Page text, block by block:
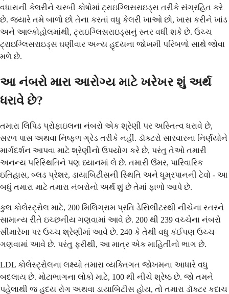
વધારાની કેલરીને ચરબી કોષોમાં ટ્રાઇગ્લિસરાઇડ્સ તરીકે સંગ્રહિત કરે
છે. જ્યારે તમે બાળો છો તેના કરતાં વધુ કેલરી ખાઓ છો, ખાસ કરીને ખાંડ
અને આલ્કોહોલમાંથી, ટ્રાઇગ્લિસરાઇડ્સનું સ્તર વધી શકે છે. ઉચ્ચ
ટ્રાઇગ્લિસરાઇડ્સ ઘણીવાર અન્ય હૃદયના જોખમી પરિબળો સાથે જોવા
મળે છે.
આ નંબરો મારા આરોગ્ય માટે ખરેખર શું અર્થ
ધરાવે છે?
તમારા લિપિડ પ્રોફાઇલના નંબરો એક શ્રેણી પર અસ્તિત્વ ધરાવે છે,
સરળ પાસ અથવા નિષ્ફળ ગ્રેડ તરીકે નહીં. ડૉક્ટરો સારવારના નિર્ણયોને
માર્ગદર્શન આપવા માટે શ્રેણીનો ઉપયોગ કરે છે, પરંતુ તેઓ તમારી
અનન્ય પરિસ્થિતિને પણ ધ્યાનમાં લે છે. તમારી ઉંમર, પારિવારિક
ઇતિહાસ, બ્લડ પ્રેશર, ડાયાબિટીસની સ્થિતિ અને ધૂમ્રપાનની ટેવો - આ
બધું તમારા માટે તમારા નંબરોનો અર્થ શું છે તેમાં ફાળો આપે છે.
કુલ કોલેસ્ટ્રોલ માટે, 200 મિલિગ્રામ પ્રતિ ડેસિલીટરથી નીચેના સ્તરને
સામાન્ય રીતે ઇચ્છનીય ગણવામાં આવે છે. 200 થી 239 વચ્ચેના નંબરો
સીમારેખા પર ઉચ્ચ શ્રેણીમાં આવે છે. 240 કે તેથી વધુ કંઈપણ ઉચ્ચ
ગણવામાં આવે છે. પરંતુ ફરીથી, આ માત્ર એક માહિતીનો ભાગ છે.
LDL કોલેસ્ટ્રોલના લક્ષ્યો તમારા વ્યક્તિગત જોખમના આધારે વધુ
બદલાય છે. મોટાભાગના લોકો માટે, 100 થી નીચે શ્રેષ્ઠ છે. જો તમને
પહેલાથી જ હૃદય રોગ અથવા ડાયાબિટીસ હોય, તો તમારા ડૉક્ટર કદાચ